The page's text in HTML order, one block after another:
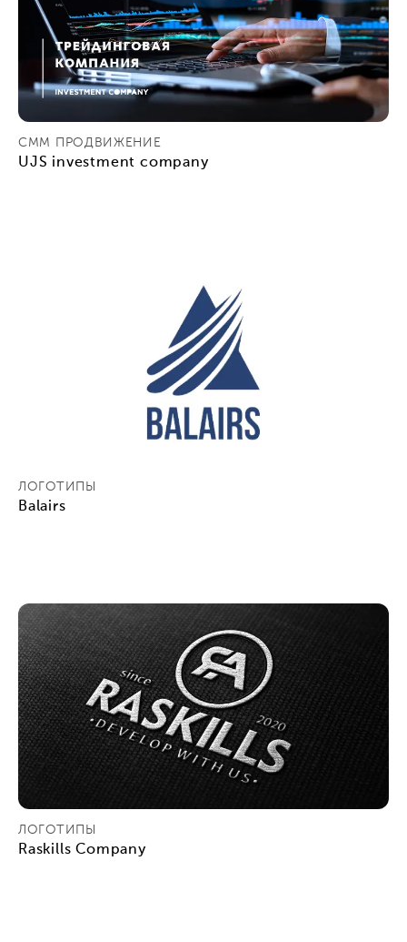
СММ ПРОДВИЖЕНИЕ
UJS investment company
ЛОГОТИПЫ
Balairs
ЛОГОТИПЫ
Raskills Company